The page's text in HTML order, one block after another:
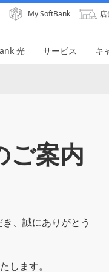
My SoftBank
光 サービス キ
ご案内
、誠にありがとう
します。